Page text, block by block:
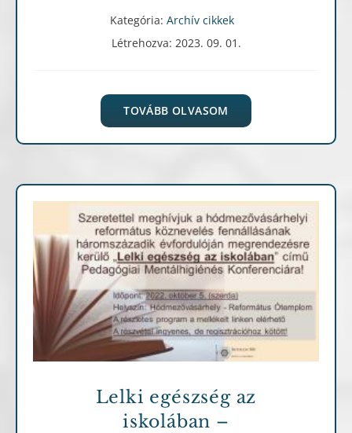
Kategória: Archív cikkek
Létrehozva: 2023. 09. 01.
TOVÁBB OLVASOM
Archív cikkek
Lelki egészség az
iskolában –